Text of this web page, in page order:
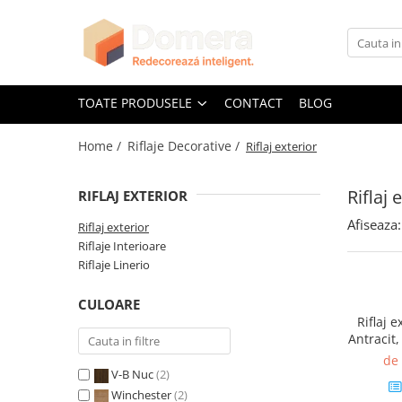
Toate Produsele
Parchet SPC
Riflaje Decorative
Riflaje Interioare
Glafuri Interioare
Glafuri Exterioare
Plinte, Plinte PVC, Plinte MDF
Plinte MDF Premium
Accesorii Plinte
TOATE PRODUSELE CONTACT BLOG
Home / Riflaje Decorative / Riflaj exterior
Riflaj
RIFLAJ EXTERIOR
Riflaj exterior
Riflaje Interioare
Riflaje Linerio
CULOARE
V-B Nuc(2)
Winchester(2)
Afiseaza:
Riflaj
Antracit,
U, de